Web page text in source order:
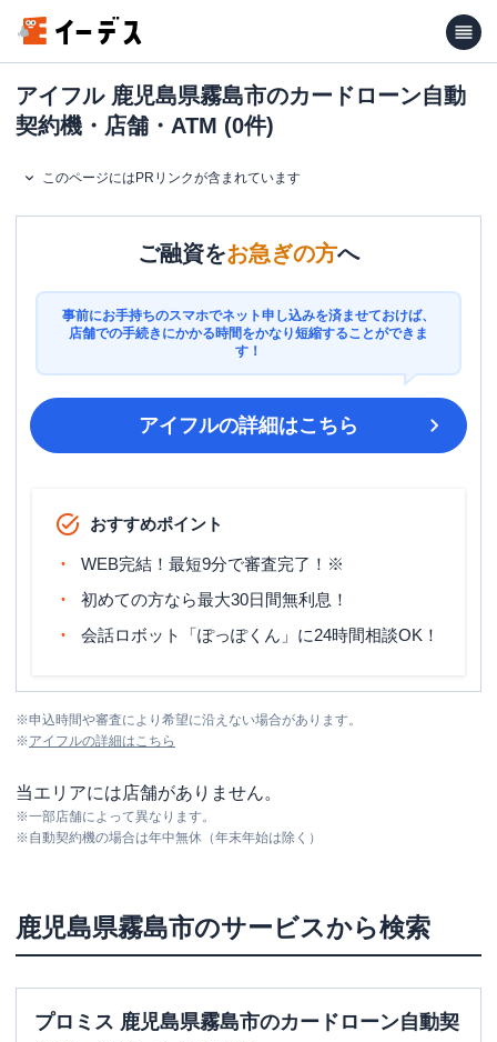
アイフル 鹿児島県霧島市のカードローン自動
契約機・店舗・ATM (0件)
このページにはPRリンクが含まれています
ご融資をお急ぎの方へ
事前にお手持ちのスマホでネット申し込みを済ませておけば、
店舗での手続きにかかる時間をかなり短縮することができま
す！
アイフルの詳細はこちら
おすすめポイント
WEB完結！最短9分で審査完了！※
初めての方なら最大30日間無利息！
会話ロボット「ぽっぽくん」に24時間相談OK！
※申込時間や審査により希望に沿えない場合があります。
※アイフルの詳細はこちら
当エリアには店舗がありません。
※一部店舗によって異なります。
※自動契約機の場合は年中無休（年末年始は除く）
鹿児島県霧島市のサービスから検索
プロミス 鹿児島県霧島市のカードローン自動契